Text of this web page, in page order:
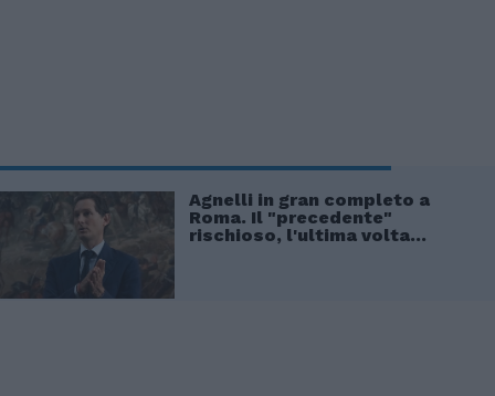
Agnelli in gran completo a
Roma. Il "precedente"
rischioso, l'ultima volta...